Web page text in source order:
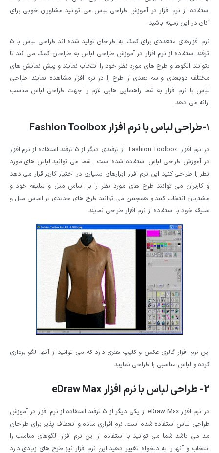
استفاده از نرم افزار در آموزش طراحی لباس می توانید مشاوران خوبی برای
آنان در این زمینه باشید.
نرم افزارهای متعددی برای کمک به طراحان تولید شده اند طراحی لباس با 5
ترفند استفاده از نرم افزار در آموزش طراحی لباس به طراحان کمک می کند تا
بتوانند الگوها و طرح های مورد نظر خود را انتخاب نمایند و پیش نمایش های
مختلف دوبعدی و سه بعدی از طرح را در نرم افزار مشاهده نمایند .طراحی
لباس با نرم افزار به شما راهنمایی هایی لازم را جهت طراحی لباس مناسب
ارائه می دهد .
1-طراحی لباس با نرم افزارFashion Toolbox
در نرم افزار Fashion Toolbox از ترفندی دیگر از 5 ترفند استفاده از نرم افزار
در آموزش طراحی لباس استفاده شده است . شما می توانید لباس های مورد
نظر را طراحی کنید این نرم افزار ابزارهای بسیاری در اختیار کاربر قرار می دهد
و کاربران می توانند طرح های مورد نظر را بر اساس میل و سلیقه خود و
مشتریان انتخاب کنند و همچنین می توانند طرح های جدیدی بر اساس میل و
سلیقه خود با استفاده از نرم افزار طراحی نمایند.
این نرم افزار گالری عکس و کلیپ هنری دارد که می توانید از آنها الگو برداری
کرده و لباس مناسبی را طراحی نمایید
2- طراحی لباس با نرم افزار eDraw Max
در نرم افزار eDraw Max از یکی دیگر از 5 ترفند استفاده از نرم افزار در آموزش
طراحی لباس استفاده شده است. نرم افزاری ساده و انعطاف پذیر برای طراحان
مد می باشد شما می توانید با استفاده از این نرم افزار الگوهای مناسب را
انتخاب و آنها را به دلخواه تغییر دهید این نرم افزار نیز طرح های زیادی دارد